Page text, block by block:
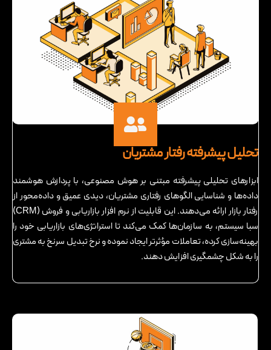
تحلیل پیشرفته رفتار مشتریان
ابزارهای تحلیلی پیشرفته مبتنی بر هوش مصنوعی، با پردازش هوشمند
داده‌ها و شناسایی الگوهای رفتاری مشتریان، دیدی عمیق و داده‌محور از
رفتار بازار ارائه می‌دهند. این قابلیت از نرم افزار بازاریابی و فروش (CRM)
سبا سیستم، به سازمان‌ها کمک می‌کند تا استراتژی‌های بازاریابی خود را
بهینه‌سازی کرده، تعاملات مؤثرتر ایجاد نموده و نرخ تبدیل سرنخ به مشتری
را به شکل چشمگیری افزایش دهند.